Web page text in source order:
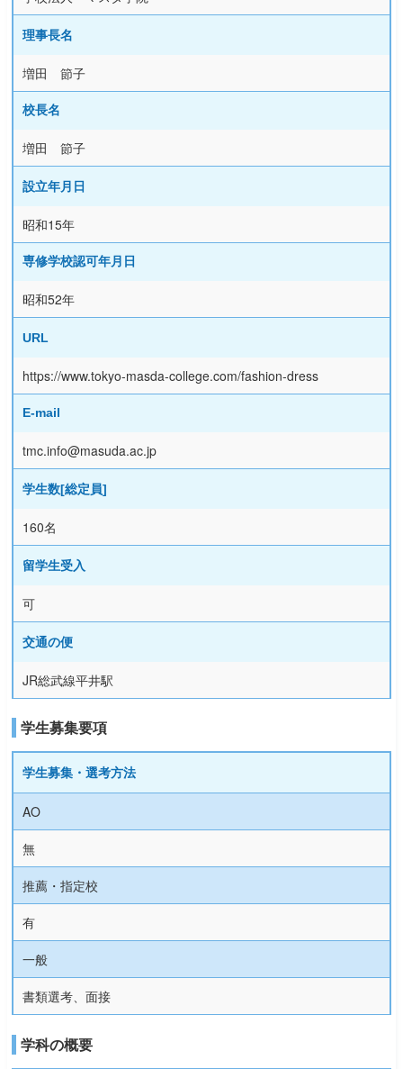
理事長名
増田 節子
校長名
増田 節子
設立年月日
昭和15年
専修学校認可年月日
昭和52年
URL
https://www.tokyo-masda-college.com/fashion-dress
E-mail
tmc.info@masuda.ac.jp
学生数[総定員]
160名
留学生受入
可
交通の便
JR総武線平井駅
学生募集要項
学生募集・選考方法
AO
無
推薦・指定校
有
一般
書類選考、面接
学科の概要